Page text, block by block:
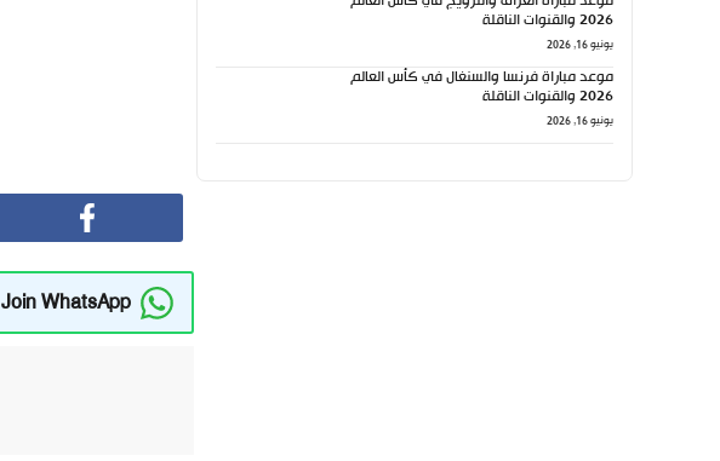
Join WhatsApp
2026 والقنوات الناقلة
يونيو 16, 2026
موعد مباراة فرنسا والسنغال في كأس العالم
2026 والقنوات الناقلة
يونيو 16, 2026